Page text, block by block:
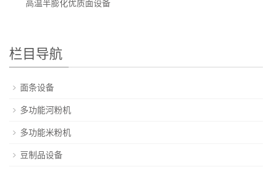
高温半膨化优质面设备
栏目导航
面条设备
多功能河粉机
多功能米粉机
豆制品设备